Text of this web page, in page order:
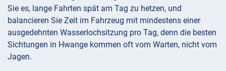
Sie es, lange Fahrten spät am Tag zu hetzen, und
balancieren Sie Zeit im Fahrzeug mit mindestens einer
ausgedehnten Wasserlochsitzung pro Tag, denn die besten
Sichtungen in Hwange kommen oft vom Warten, nicht vom
Jagen.